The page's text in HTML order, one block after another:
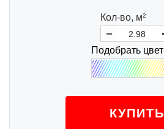
Кол-во, м2
Подобрать цвет
КУПИТЬ